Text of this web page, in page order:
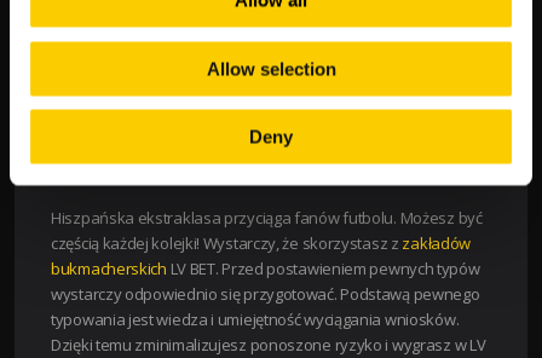
Allow selection
Deny
kilka kliknięć, a przefiltrujesz dostępną ofertę i wybierzesz tę
interesującą. Znajdziesz w niej nawet około 300 rynków,
wysokie kursy i atrakcyjne promocje. Przyłącz się do zabawy i
postaw swojetypy na piłkę nożnąw LV BET już dziś!
LA LIGA W LV BET
Hiszpańska ekstraklasa przyciąga fanów futbolu. Możesz być
częścią każdej kolejki! Wystarczy, że skorzystasz z zakładów
bukmacherskich LV BET. Przed postawieniem pewnych typów
wystarczy odpowiednio się przygotować. Podstawą pewnego
typowania jest wiedza i umiejętność wyciągania wniosków.
Dzięki temu zminimalizujesz ponoszone ryzyko i wygrasz w LV